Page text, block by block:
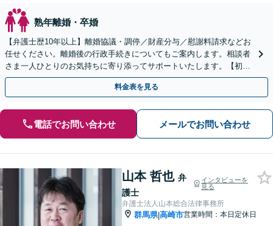
熟年離婚・卒婚
【弁護士歴10年以上】離婚協議・調停／財産分与／慰謝料請求などお
任せください。離婚後の行政手続きについてもご案内します。相談者
さま一人ひとりのお気持ちに寄り添ってサポートいたします。【初回
相談無料】【電話相談可】
料金表を見る
電話でお問い合わせ メールでお問い合わせ
山本 哲也 弁
護士
インタビューを
見る
弁護士法人山本総合法律事務所
群馬県|高崎市営業時間：本日定休日